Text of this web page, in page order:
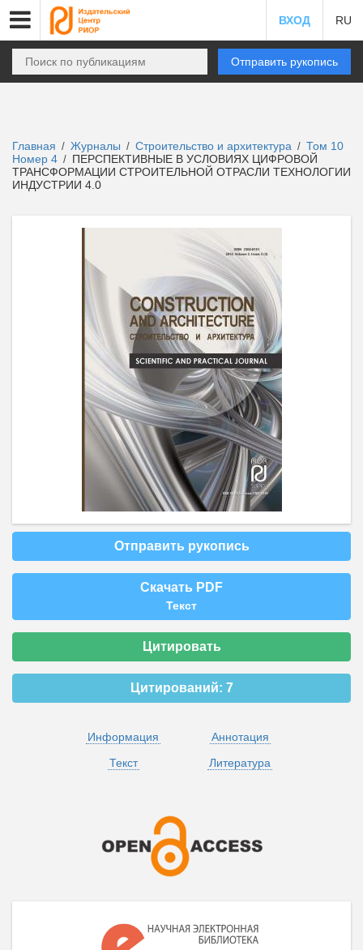
ВХОД RU
Отправить рукопись
Главная / Журналы / Строительство и архитектура / Том 10
Номер 4 / ПЕРСПЕКТИВНЫЕ В УСЛОВИЯХ ЦИФРОВОЙ
ТРАНСФОРМАЦИИ СТРОИТЕЛЬНОЙ ОТРАСЛИ ТЕХНОЛОГИИ
ИНДУСТРИИ 4.0
Отправить рукопись
Скачать PDF
Текст
Цитировать
Цитирований: 7
Информация
Аннотация
Текст
Литература